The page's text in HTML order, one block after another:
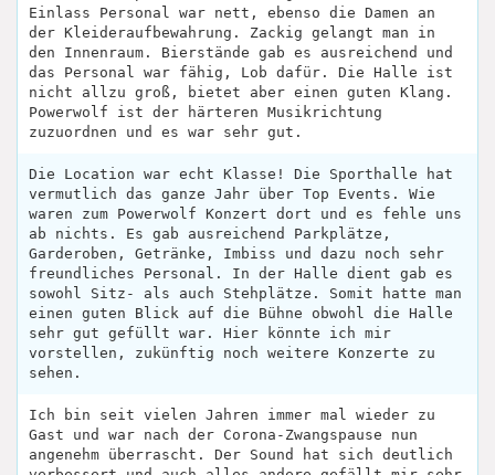
Einlass Personal war nett, ebenso die Damen an
der Kleideraufbewahrung. Zackig gelangt man in
den Innenraum. Bierstände gab es ausreichend und
das Personal war fähig, Lob dafür. Die Halle ist
nicht allzu groß, bietet aber einen guten Klang.
Powerwolf ist der härteren Musikrichtung
zuzuordnen und es war sehr gut.
Die Location war echt Klasse! Die Sporthalle hat
vermutlich das ganze Jahr über Top Events. Wie
waren zum Powerwolf Konzert dort und es fehle uns
ab nichts. Es gab ausreichend Parkplätze,
Garderoben, Getränke, Imbiss und dazu noch sehr
freundliches Personal. In der Halle dient gab es
sowohl Sitz- als auch Stehplätze. Somit hatte man
einen guten Blick auf die Bühne obwohl die Halle
sehr gut gefüllt war. Hier könnte ich mir
vorstellen, zukünftig noch weitere Konzerte zu
sehen.
Ich bin seit vielen Jahren immer mal wieder zu
Gast und war nach der Corona-Zwangspause nun
angenehm überrascht. Der Sound hat sich deutlich